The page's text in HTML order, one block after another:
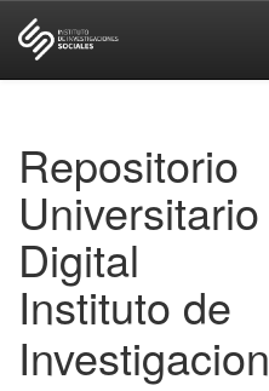
Repositorio
Universitario
Digital
Instituto de